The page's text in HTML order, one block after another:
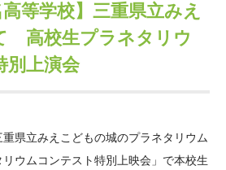
40年史デジタルブック
中谷財団40年史
40年史別冊
中谷財団レポート
長期大型研究助成
交流助成
ム
その他情報
個人情報保護に関する
よくあるご質問
問い合わせ
マイページ
高等学校】三重県立みえ
高校生プラネタリウ
別上演会
県立みえこどもの城のプラネタリウム
ウムコンテスト特別上映会」で本校生